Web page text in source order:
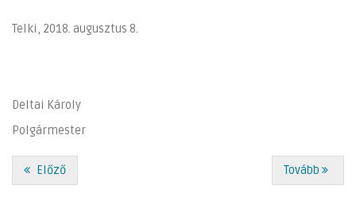
Telki, 2018. augusztus 8.
Deltai Károly
Polgármester
Előző Tovább